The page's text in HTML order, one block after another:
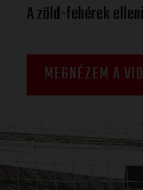
A zöld-fehérek
MEGNÉZEM A